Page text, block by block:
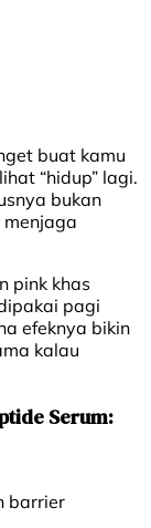
buat kamu
“hidup” lagi.
bukan
pink khas
pagi
efeknya bikin
kalau
Serum:
barrier